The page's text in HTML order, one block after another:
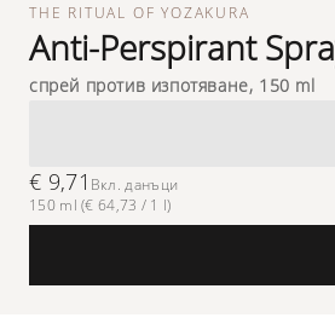
THE RITUAL OF YOZAKURA
Anti-Perspirant
спрей против изпотяване, 150 ml
€ 9,71 Вкл. данъци
150 ml (€ 64,73 / 1 l)